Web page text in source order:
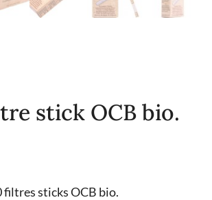
stick OCB bio.
filtres sticks OCB bio.